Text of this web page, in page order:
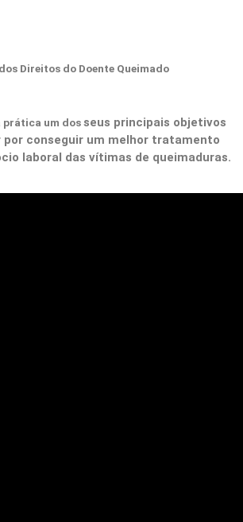
Direitos do Doente Queimado
prática um dosseus principais objetivos
por conseguir um melhor tratamento
laboral das vítimas de queimaduras.